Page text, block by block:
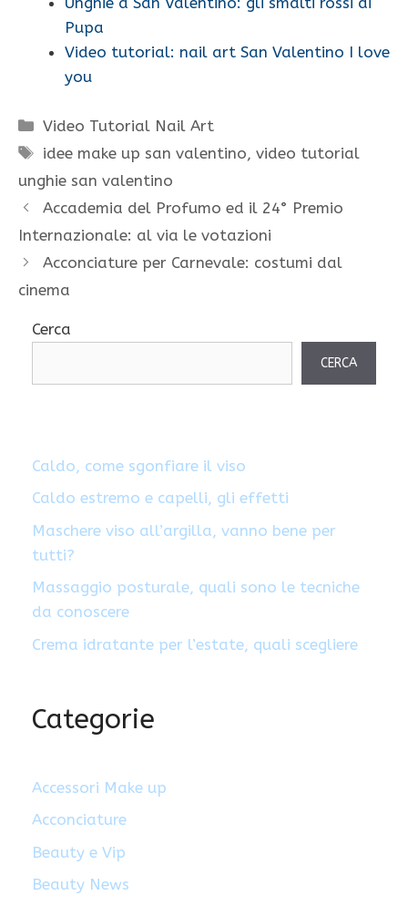
Pupa
Video tutorial: nail art San Valentino I love
you
Categorie
Video Tutorial Nail Art
Tag
idee make up san valentino,video tutorial
unghie san valentino
Accademia del Profumo ed il 24° Premio
Internazionale: al via le votazioni
Acconciature per Carnevale: costumi dal
cinema
Cerca
CERCA
Caldo, come sgonfiare il viso
Caldo estremo e capelli, gli effetti
Maschere viso all’argilla, vanno bene per
tutti?
Massaggio posturale, quali sono le tecniche
da conoscere
Crema idratante per l’estate, quali scegliere
Categorie
Accessori Make up
Acconciature
Beauty e Vip
Beauty News